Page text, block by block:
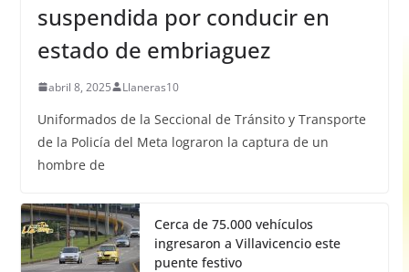
suspendida por conducir en
estado de embriaguez
abril 8, 2025 Llaneras10
Uniformados de la Seccional de Tránsito y Transporte
de la Policía del Meta lograron la captura de un
hombre de
Cerca de 75.000 vehículos
ingresaron a Villavicencio este
puente festivo